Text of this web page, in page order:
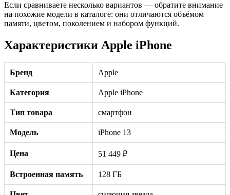
Если сравниваете несколько вариантов — обратите внимание
на похожие модели в каталоге: они отличаются объёмом
памяти, цветом, поколением и набором функций.
Характеристики Apple iPhone
Бренд Apple
Категория Apple iPhone
Тип товара смартфон
Модель iPhone 13
Цена 51 449 ₽
Встроенная память 128 ГБ